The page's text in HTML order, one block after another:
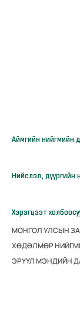
Аймгийн нийгмийн
Нийслэл, дүүргийн
Хэрэгцээт
МОНГОЛ УЛСЫН
ХӨДӨЛМӨР
ЭРҮҮЛ МЭНДИЙН